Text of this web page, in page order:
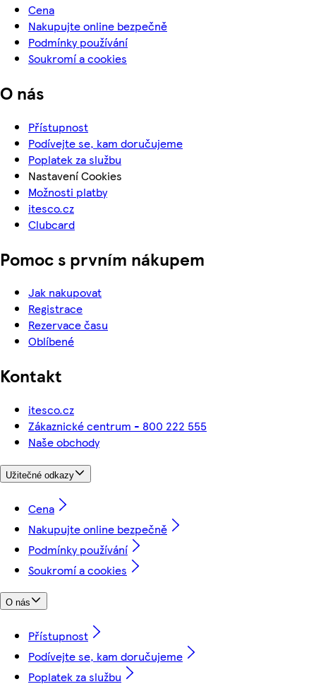
Cena
Nakupujte online bezpečně
Podmínky používání
Soukromí a cookies
O nás
Přístupnost
Podívejte se, kam doručujeme
Poplatek za službu
Nastavení Cookies
Možnosti platby
itesco.cz
Clubcard
Pomoc s prvním nákupem
Jak nakupovat
Registrace
Rezervace času
Oblíbené
Kontakt
itesco.cz
Zákaznické centrum - 800 222 555
Naše obchody
Užitečné odkazy
Cena
Nakupujte online bezpečně
Podmínky používání
Soukromí a cookies
O nás
Přístupnost
Podívejte se, kam doručujeme
Poplatek za službu